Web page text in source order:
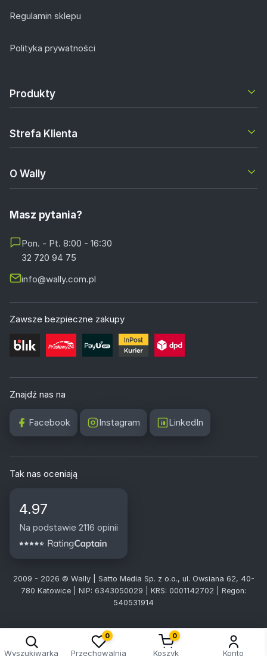
Regulamin sklepu
Polityka prywatności
Produkty
Strefa Klienta
O Wally
Masz pytania?
Pon. - Pt. 8:00 - 16:30
32 720 94 75
info@wally.com.pl
Zawsze bezpieczne zakupy
Znajdź nas na
Facebook Instagram LinkedIn
Tak nas oceniają
4.97
Na podstawie 2116 opinii
2009 - 2026 © Wally | Satto Media Sp. z o.o., ul. Owsiana 62, 40-
780 Katowice | NIP: 6343050029 | KRS: 0001142702 | Regon:
540531914
Wyszukiwarka
0
Przechowalnia
0
Koszyk Konto